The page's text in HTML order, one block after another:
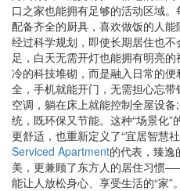
口之家也能拥有足够的活动区域
配备齐全的厨具，喜欢做饭的人
经过科学规划，即使长期居住也
足，白天无需开灯也能拥有明亮
冷的科技堆砌，而是融入日常的
全，手机就能开门，无需担心忘带
空调，躺在床上就能控制全屋设
统，既环保又节能。这种“场景化”
更舒适，也重新定义了“宜居智慧
Serviced Apartment的代表，臻逸
美，更兼顾了东方人的居住习惯
能让人放松身心、享受生活的“家”。